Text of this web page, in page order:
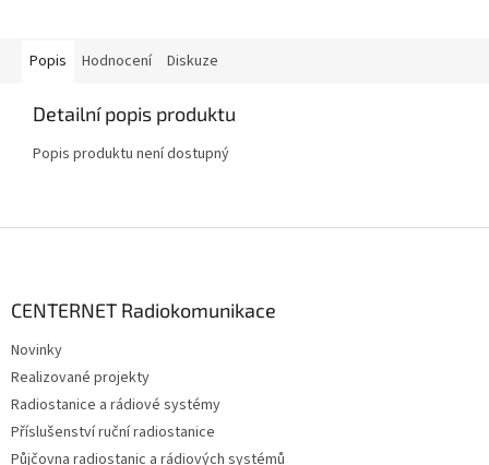
Popis Hodnocení Diskuze
Detailní popis produktu
Popis produktu není dostupný
CENTERNET Radiokomunikace
Novinky
Realizované projekty
Radiostanice a rádiové systémy
Příslušenství ruční radiostanice
Půjčovna radiostanic a rádiových systémů